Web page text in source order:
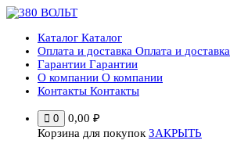
Перейти
содержимому
Каталог Каталог
Оплата и доставка Оплата и доставка
Гарантии Гарантии
О компании О компании
Контакты Контакты
0 0,00 ₽
Корзина для покупок ЗАКРЫТЬ